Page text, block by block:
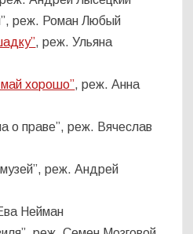
реж. Роман Любый
, реж. Ульяна
хорошо”, реж. Анна
о праве”, реж. Вячеслав
реж. Андрей
Нейман